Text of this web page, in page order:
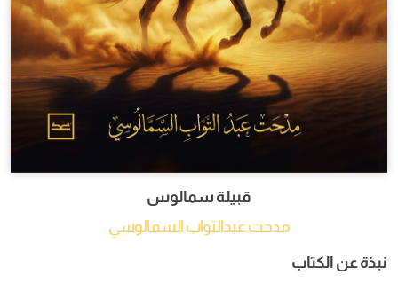
قبيلة سمالوس
مدحت عبدالتواب السمالوسي
نبذة عن الكتاب